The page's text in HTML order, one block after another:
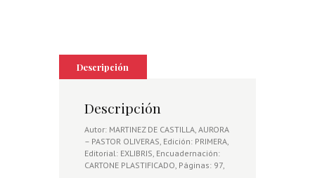
TERRESTRES.
COMPARACION
ENTRE
CAMPO
GRANJA.
cantidad
Descripción
Descripción
Autor: MARTINEZ DE CASTILLA, AURORA
– PASTOR OLIVERAS, Edición: PRIMERA,
Editorial: EXLIBRIS, Encuadernación:
CARTONE PLASTIFICADO, Páginas: 97,